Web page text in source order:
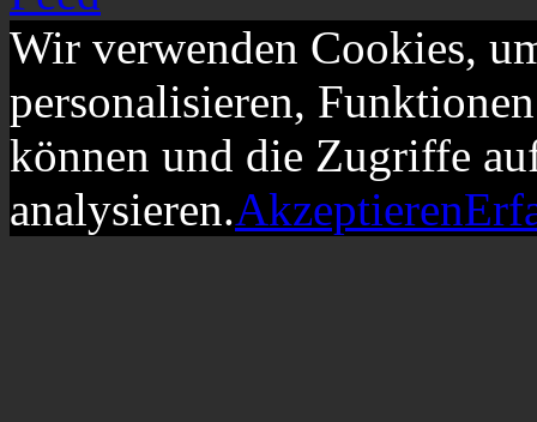
Wir verwenden Cookies,
personalisieren,
können und die Zugriffe
analysieren.Akzeptieren